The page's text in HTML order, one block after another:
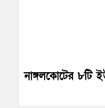
নাঙ্গলকোটের ৮টি